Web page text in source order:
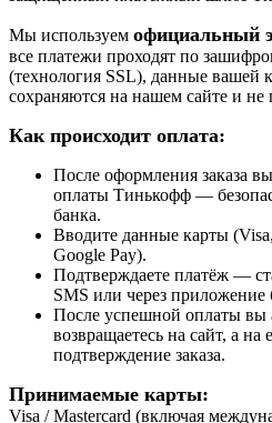
Мы используем официальный
все платежи проходят по
(технология SSL), данные вашей
сохраняются на нашем сайте и не
Как происходит оплата:
После оформления заказа
оплаты Тинькофф —
банка.
Вводите данные карты
Google Pay).
Подтверждаете платёж —
SMS или через приложение
После успешной оплаты вы
возвращаетесь на сайт, а на
подтверждение заказа.
Принимаемые карты:
Visa / Mastercard (включая